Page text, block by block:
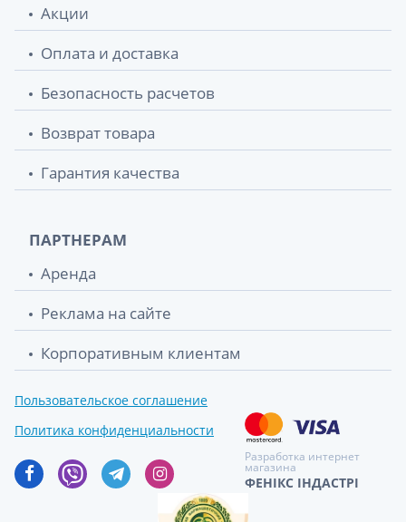
Акции
Оплата и доставка
Безопасность расчетов
Возврат товара
Гарантия качества
ПАРТНЕРАМ
Аренда
Реклама на сайте
Корпоративным клиентам
Пользовательское соглашение
Политика конфиденциальности
Разработка интернет
магазина
ФЕНІКС ІНДАСТРІ